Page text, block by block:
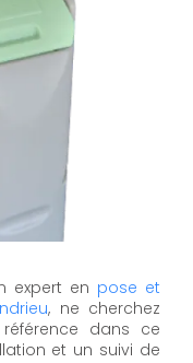
expert en pose et
, ne cherchez
dans ce
et un suivi de